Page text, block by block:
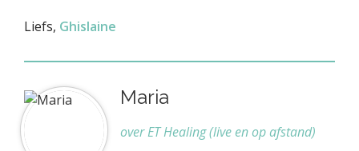
Liefs, Ghislaine
Maria
over ET Healing (live en op afstand)